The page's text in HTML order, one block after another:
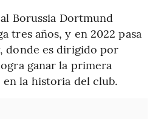
Borussia Dortmund
tres años, y en 2022 pasa
donde es dirigido por
ganar la primera
en la historia del club.